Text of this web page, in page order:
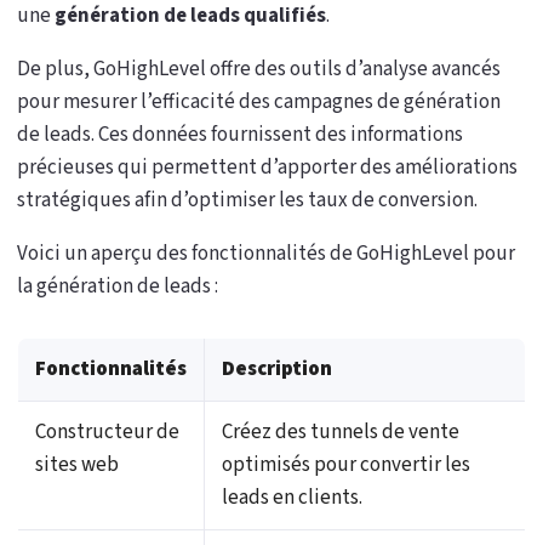
unegénération de leads qualifiés.
De plus, GoHighLevel offre des outils d’analyse avancés
pour mesurer l’efficacité des campagnes de génération
de leads. Ces données fournissent des informations
précieuses qui permettent d’apporter des améliorations
stratégiques afin d’optimiser les taux de conversion.
Voici un aperçu des fonctionnalités de GoHighLevel pour
la génération de leads :
Fonctionnalités Description
Constructeur de
sites web
Créez des tunnels de vente
optimisés pour convertir les
leads en clients.